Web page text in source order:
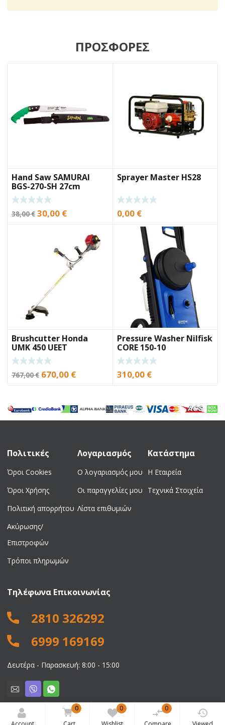
0
0
0
ΠΡΟΣΦΟΡΕΣ
Hand Saw SAMURAI
BGS-270-SH 27cm
38,00€ Original
38,00 €.
30,00 €Current
30,00 €.
Sprayer Master HS28
0,00 €
Brushcutter Honda
UMK 450 UEET
767,00€ Original
767,00 €.
670,00 €Current
670,00 €.
Pressure Washer Nilfisk
CORE 150-10
POWERCONTROL
310,00 €
Πολιτικές
Όροι Cookies
Όροι Χρήσης
Πολιτική απορρήτου
Ακύρωσης/
Επιστροφών
Τρόποι πληρωμών
Λογαριασμός
Ο λογαριασμός μου
Οι παραγγελίες μου
Λίστα επιθυμιών
Κατάστημα
Η Εταιρεία
Τεχνικά Στοιχεία
Τηλέφωνα Επικοινωνίας
2810 326292
6999 169169
Δευτέρα - Παρασκευή: 8:00 - 15:00
© 2026 Νικολαΐδης Ιωάννης. All rights reserved.